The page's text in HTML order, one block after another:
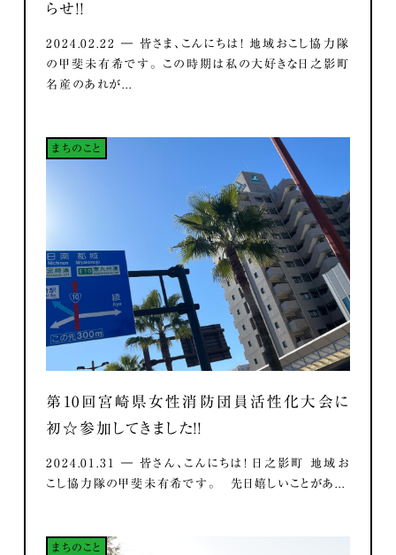
らせ！！
2024.02.22 ― 皆さま、こんにちは！ 地域おこし協力隊
の甲斐未有希です。 この時期は私の大好きな日之影町
名産のあれが...
まちのこと
第10回宮崎県女性消防団員活性化大会に
初☆参加してきました！！
2024.01.31 ― 皆さん、こんにちは！ 日之影町 地域お
こし協力隊の甲斐未有希です。 先日嬉しいことがあ...
まちのこと